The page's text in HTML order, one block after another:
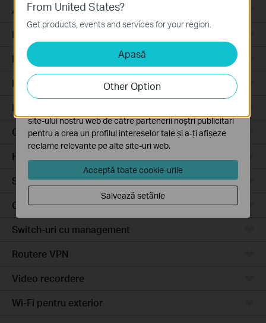
Access Pro
Routere prin cablu
Routere Wi-Fi
Routere 4G
Routere integrate
Cloud-Based
Hardware
Software
Camere video
Switch-uri cu management
Routere VPN
Video recordere
Wi-Fi pentru exterior
From United States?
Get products, events and services for your region.
Apasă
Other Option
Cookie-uri de bază
Aceste cookie-uri sunt necesare pentru funcționarea
site-ului web și nu pot fi dezactivate în sistemele tale
Cookie-uri de analiză și marketing
Cookie-urile de analiză ne permit să analizăm activitățile
tale de pe site-ul nostru web a îmbunătăți și ajusta
funcționalitatea site-ului.
site-ului nostru web de către partenerii noștri publicitari
pentru a crea un profilul intereselor tale și a-ți afișeze
reclame relevante pe alte site-uri web.
Acceptă toate cookie-urile
Salvează setările